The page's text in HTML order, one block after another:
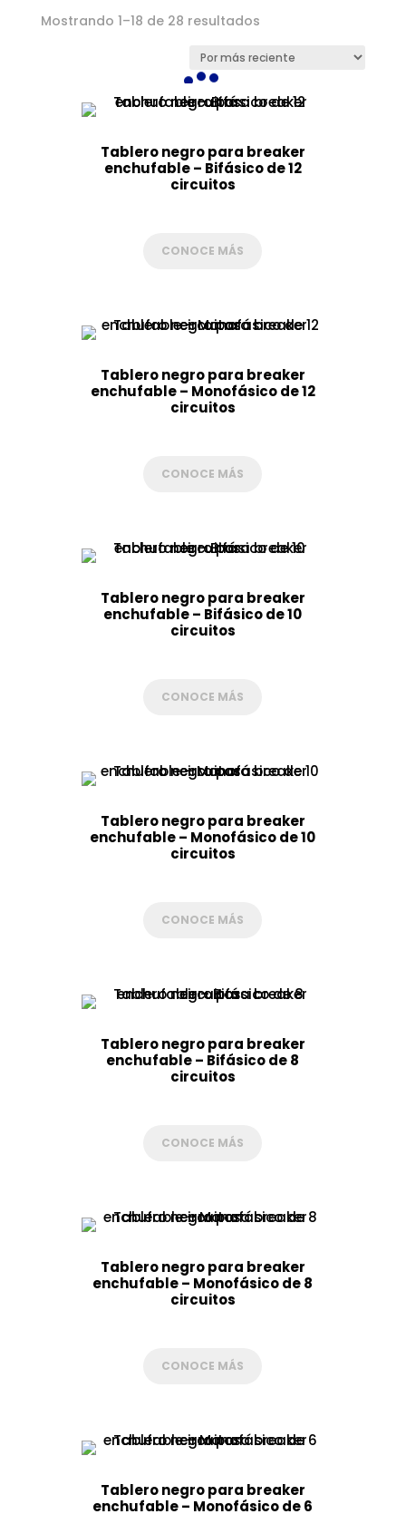
Mostrando 1–18 de 28 resultadosOrdenado
los
Tablero negro para breaker
enchufable – Bifásico de 12
circuitos
CONOCE MÁS
Tablero negro para breaker
enchufable – Monofásico de 12
circuitos
CONOCE MÁS
Tablero negro para breaker
enchufable – Bifásico de 10
circuitos
CONOCE MÁS
Tablero negro para breaker
enchufable – Monofásico de 10
circuitos
CONOCE MÁS
Tablero negro para breaker
enchufable – Bifásico de 8
circuitos
CONOCE MÁS
Tablero negro para breaker
enchufable – Monofásico de 8
circuitos
CONOCE MÁS
Tablero negro para breaker
enchufable – Monofásico de 6